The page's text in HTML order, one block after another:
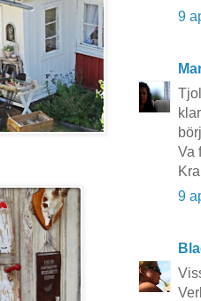
9
Va
9